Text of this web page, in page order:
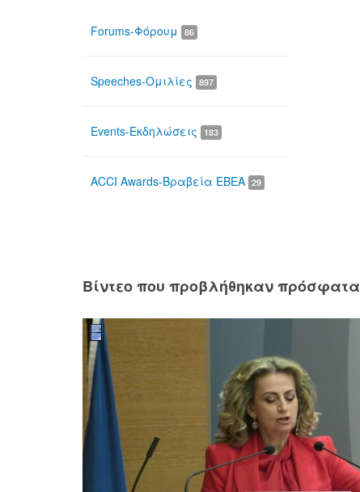
Forums-Φόρουμ 86
Speeches-Ομιλίες 897
Events-Εκδηλώσεις 183
ACCI Awards-Βραβεία ΕΒΕΑ 29
Βίντεο που προβλήθηκαν πρόσφατα